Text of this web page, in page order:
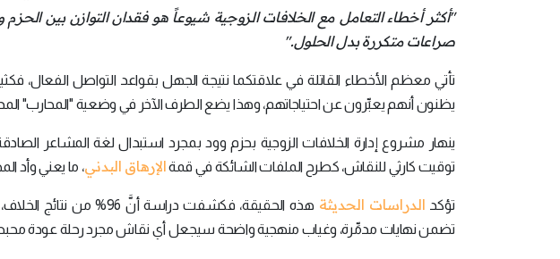
"أكثر أخطاء التعامل مع الخلافات الزوجية شيوعاً هو فقدان التوازن بين
صراعات متكررة بدل الحلول."
تأتي معظم الأخطاء القاتلة في علاقتكما نتيجة الجهل بقواعد التواصل
يظنون أنهم يعبِّرون عن احتياجاتهم، وهذا يضع الطرف الآخر في وضعية "المحارب"
ينهار مشروع إدارة الخلافات الزوجية بحزم وود بمجرد استبدال لغة المشاعر
توقيت كارثي للنقاش، كطرح الملفات الشائكة في قمةالإرهاق البدني، ما يعني وأد
​تؤكد الدراسات الحديثة
هذه الحقيقة، فكشفت دراسة
تضمن نهايات مدمِّرة، وغياب منهجية واضحة سيجعل أي نقاش مجرد رحلة عودة